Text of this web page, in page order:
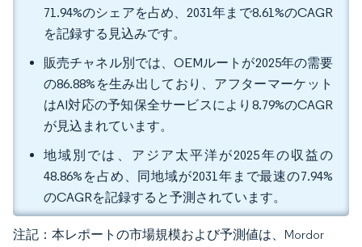
71.94%のシェアを占め、2031年まで8.61%のCAGR
を記録する見込みです。
販売チャネル別では、OEMルートが2025年の需要
の86.88%を生み出しており、アフターマーケット
はAI対応の予知保全サービスにより8.79%のCAGR
が見込まれています。
地域別では、アジア太平洋が2025年の収益の
48.86%を占め、同地域が2031年まで最速の7.94%
のCAGRを記録すると予測されています。
注記：本レポートの市場規模および予測値は、Mordor